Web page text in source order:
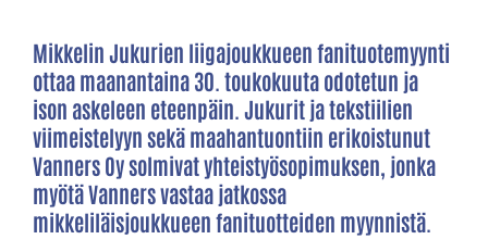
Mikkelin Jukurien liigajoukkueen fanituotemyynti
ottaa maanantaina 30. toukokuuta odotetun ja
ison askeleen eteenpäin. Jukurit ja tekstiilien
viimeistelyyn sekä maahantuontiin erikoistunut
Vanners Oy solmivat yhteistyösopimuksen, jonka
myötä Vanners vastaa jatkossa
mikkeliläisjoukkueen fanituotteiden myynnistä.